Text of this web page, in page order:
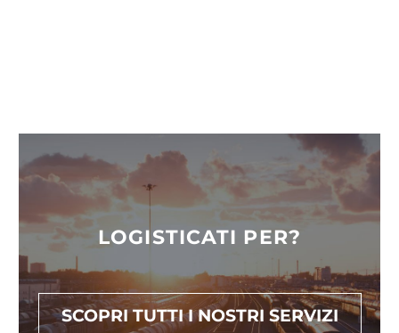
LOGISTICATI PER?
SCOPRI TUTTI I NOSTRI SERVIZI